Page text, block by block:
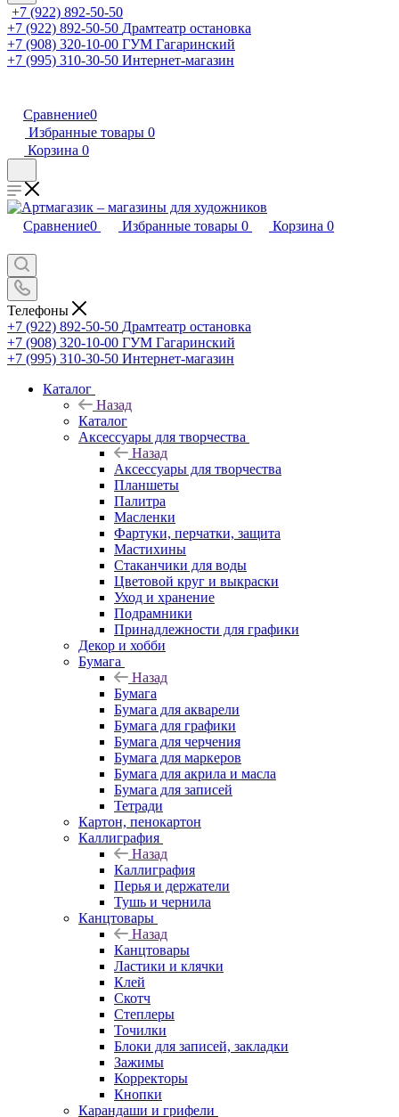
+7 (922) 892-50-50
+7 (922) 892-50-50 Драмтеатр остановка
+7 (908) 320-10-00 ГУМ Гагаринский
+7 (995) 310-30-50 Интернет-магазин
Сравнение0
Избранные товары 0
Корзина 0
Сравнение0 Избранные товары 0 Корзина 0
Телефоны
+7 (922) 892-50-50 Драмтеатр остановка
+7 (908) 320-10-00 ГУМ Гагаринский
+7 (995) 310-30-50 Интернет-магазин
Каталог
Назад
Каталог
Аксессуары для творчества
Назад
Аксессуары для творчества
Планшеты
Палитра
Масленки
Фартуки, перчатки, защита
Мастихины
Стаканчики для воды
Цветовой круг и выкраски
Уход и хранение
Подрамники
Принадлежности для графики
Декор и хобби
Бумага
Назад
Бумага
Бумага для акварели
Бумага для графики
Бумага для черчения
Бумага для маркеров
Бумага для акрила и масла
Бумага для записей
Тетради
Картон, пенокартон
Каллиграфия
Назад
Каллиграфия
Перья и держатели
Тушь и чернила
Канцтовары
Назад
Канцтовары
Ластики и клячки
Клей
Скотч
Степлеры
Точилки
Блоки для записей, закладки
Зажимы
Корректоры
Кнопки
Карандаши и грифели